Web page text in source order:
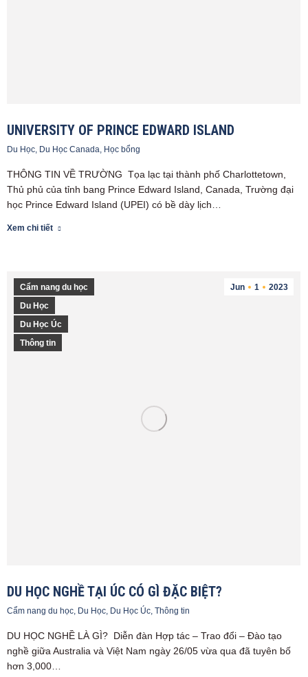
UNIVERSITY OF PRINCE EDWARD ISLAND
Du Học, Du Học Canada, Học bổng
THÔNG TIN VỀ TRƯỜNG Tọa lạc tại thành phố Charlottetown,
Thủ phủ của tỉnh bang Prince Edward Island, Canada, Trường đại
học Prince Edward Island (UPEI) có bề dày lịch…
Xem chi tiết
Jun 1 2023
Cẩm nang du học
Du Học
Du Học Úc
Thông tin
DU HỌC NGHỀ TẠI ÚC CÓ GÌ ĐẶC BIỆT?
Cẩm nang du học, Du Học, Du Học Úc, Thông tin
DU HỌC NGHỀ LÀ GÌ? Diễn đàn Hợp tác – Trao đổi – Đào tạo
nghề giữa Australia và Việt Nam ngày 26/05 vừa qua đã tuyên bố
hơn 3,000…